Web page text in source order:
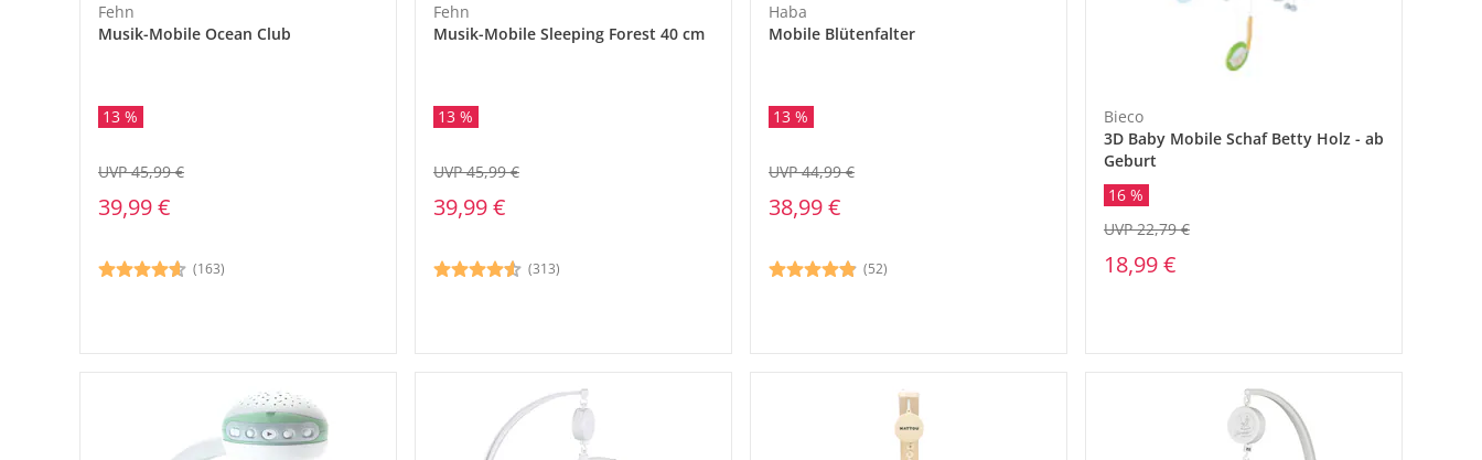
Fehn
Musik-Mobile Ocean Club
13 %
39,99 €
UVP 45,99 €
(163)
Fehn
Musik-Mobile Sleeping Forest 40 cm
13 %
39,99 €
UVP 45,99 €
(313)
Haba
Mobile Blütenfalter
13 %
38,99 €
UVP 44,99 €
(52)
Bieco
3D Baby Mobile Schaf Betty Holz - ab
Geburt
16 %
18,99 €
UVP 22,79 €